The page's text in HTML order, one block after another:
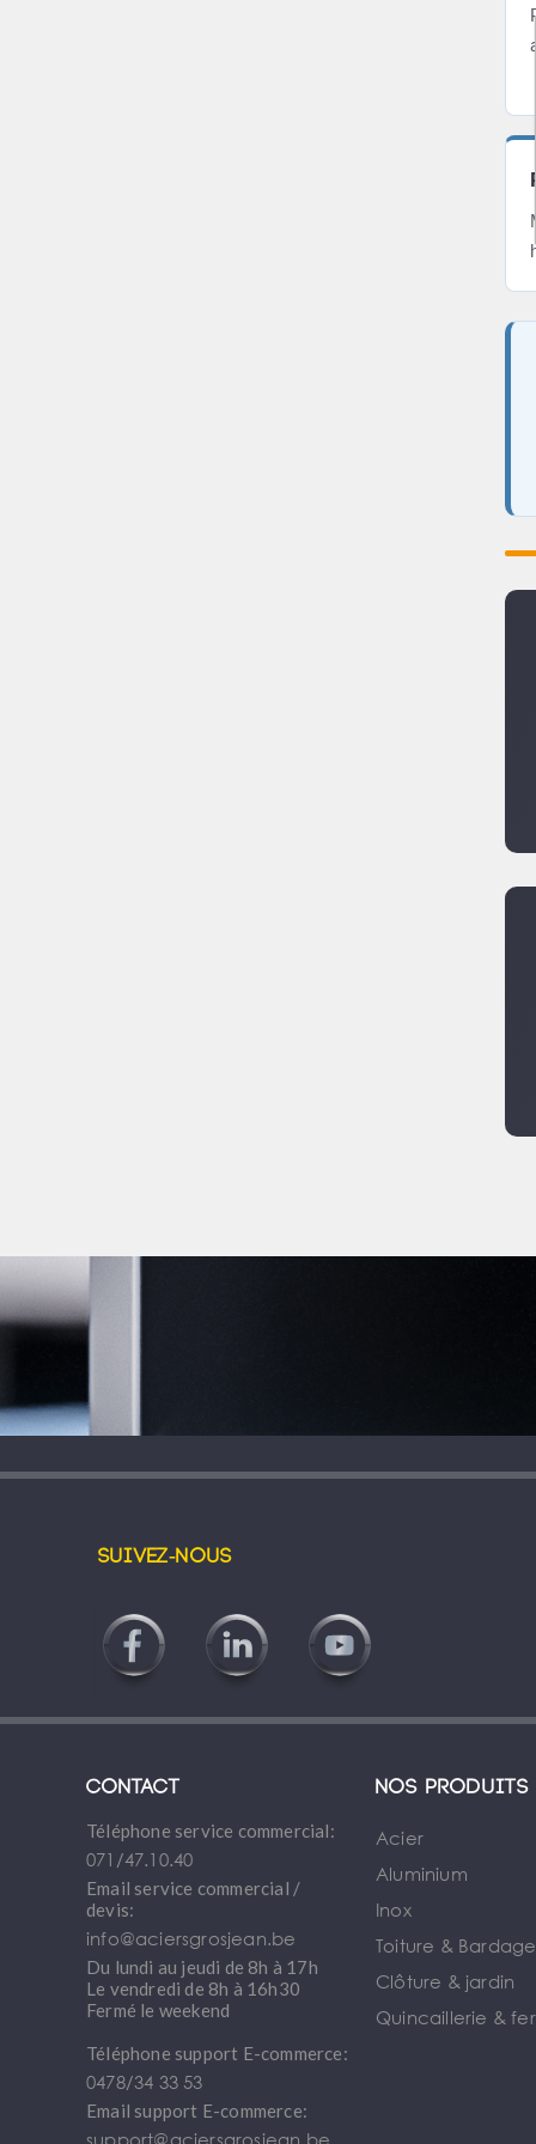
Suivez-nous
Contact
Téléphone service commercial:
071/47.10.40
Email service commercial /
devis:
info@aciersgrosjean.be
Du lundi au jeudi de 8h à 17h
Le vendredi de 8h à 16h30
Fermé le weekend
Téléphone support E-commerce:
0478/34 33 53
Email support E-commerce:
support@aciersgrosjean.be
Nos produits
Acier
Aluminium
Inox
Toiture & Bardage
Clôture & jardin
Quincaillerie &